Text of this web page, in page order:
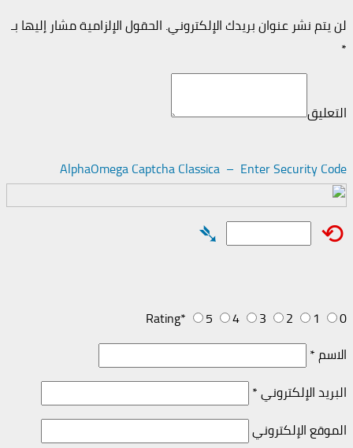
لن يتم نشر عنوان بريدك الإلكتروني. الحقول الإلزامية مشار إليها بـ
*
التعليق
AlphaOmega Captcha Classica – Enter Security Code
⟲
➴
Rating* 5 4 3 2 1
0
الاسم*
البريد الإلكتروني*
الموقع الإلكتروني